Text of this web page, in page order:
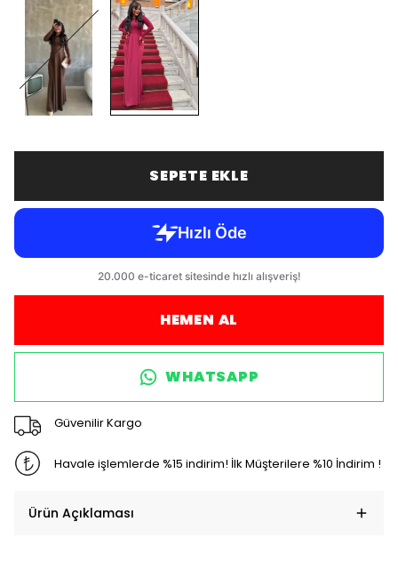
SEPETE EKLE
HEMEN AL
WHATSAPP
Güvenilir Kargo
Havale işlemlerde %15 indirim! İlk Müşterilere %10 İndirim !
Ürün Açıklaması